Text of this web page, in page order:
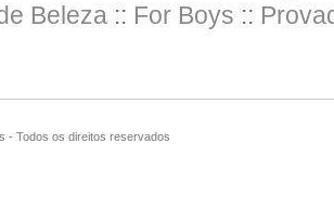
Beleza :: For Boys ::
- Todos os direitos reservados